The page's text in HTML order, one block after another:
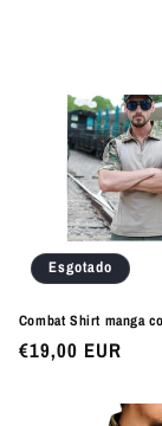
Esgotado
Combat Shirt manga
Preço
€19,00 EUR